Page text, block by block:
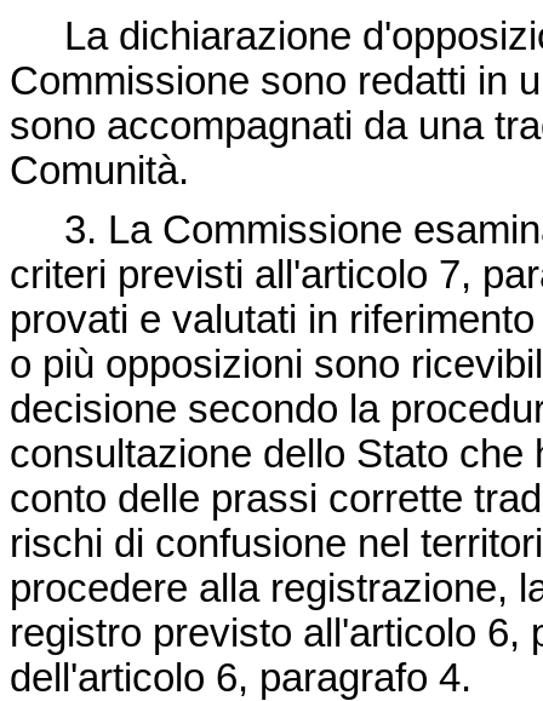
La dichiarazione
Commissione sono redatti in
sono accompagnati da una
Comunità.
3. La Commissione
criteri previsti all'articolo 7,
provati e valutati in
o più opposizioni sono
decisione secondo la
consultazione dello Stato
conto delle prassi corrette
rischi di confusione nel
procedere alla registrazione,
registro previsto all'articolo 6,
dell'articolo 6, paragrafo 4.